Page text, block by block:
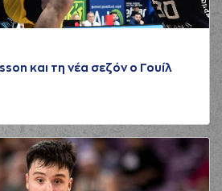
και τη νέα σεζόν ο Γουίλ